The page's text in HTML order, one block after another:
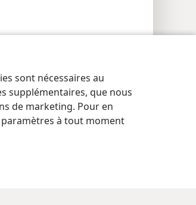
sont nécessaires au
supplémentaires, que nous
de marketing. Pour en
à tout moment